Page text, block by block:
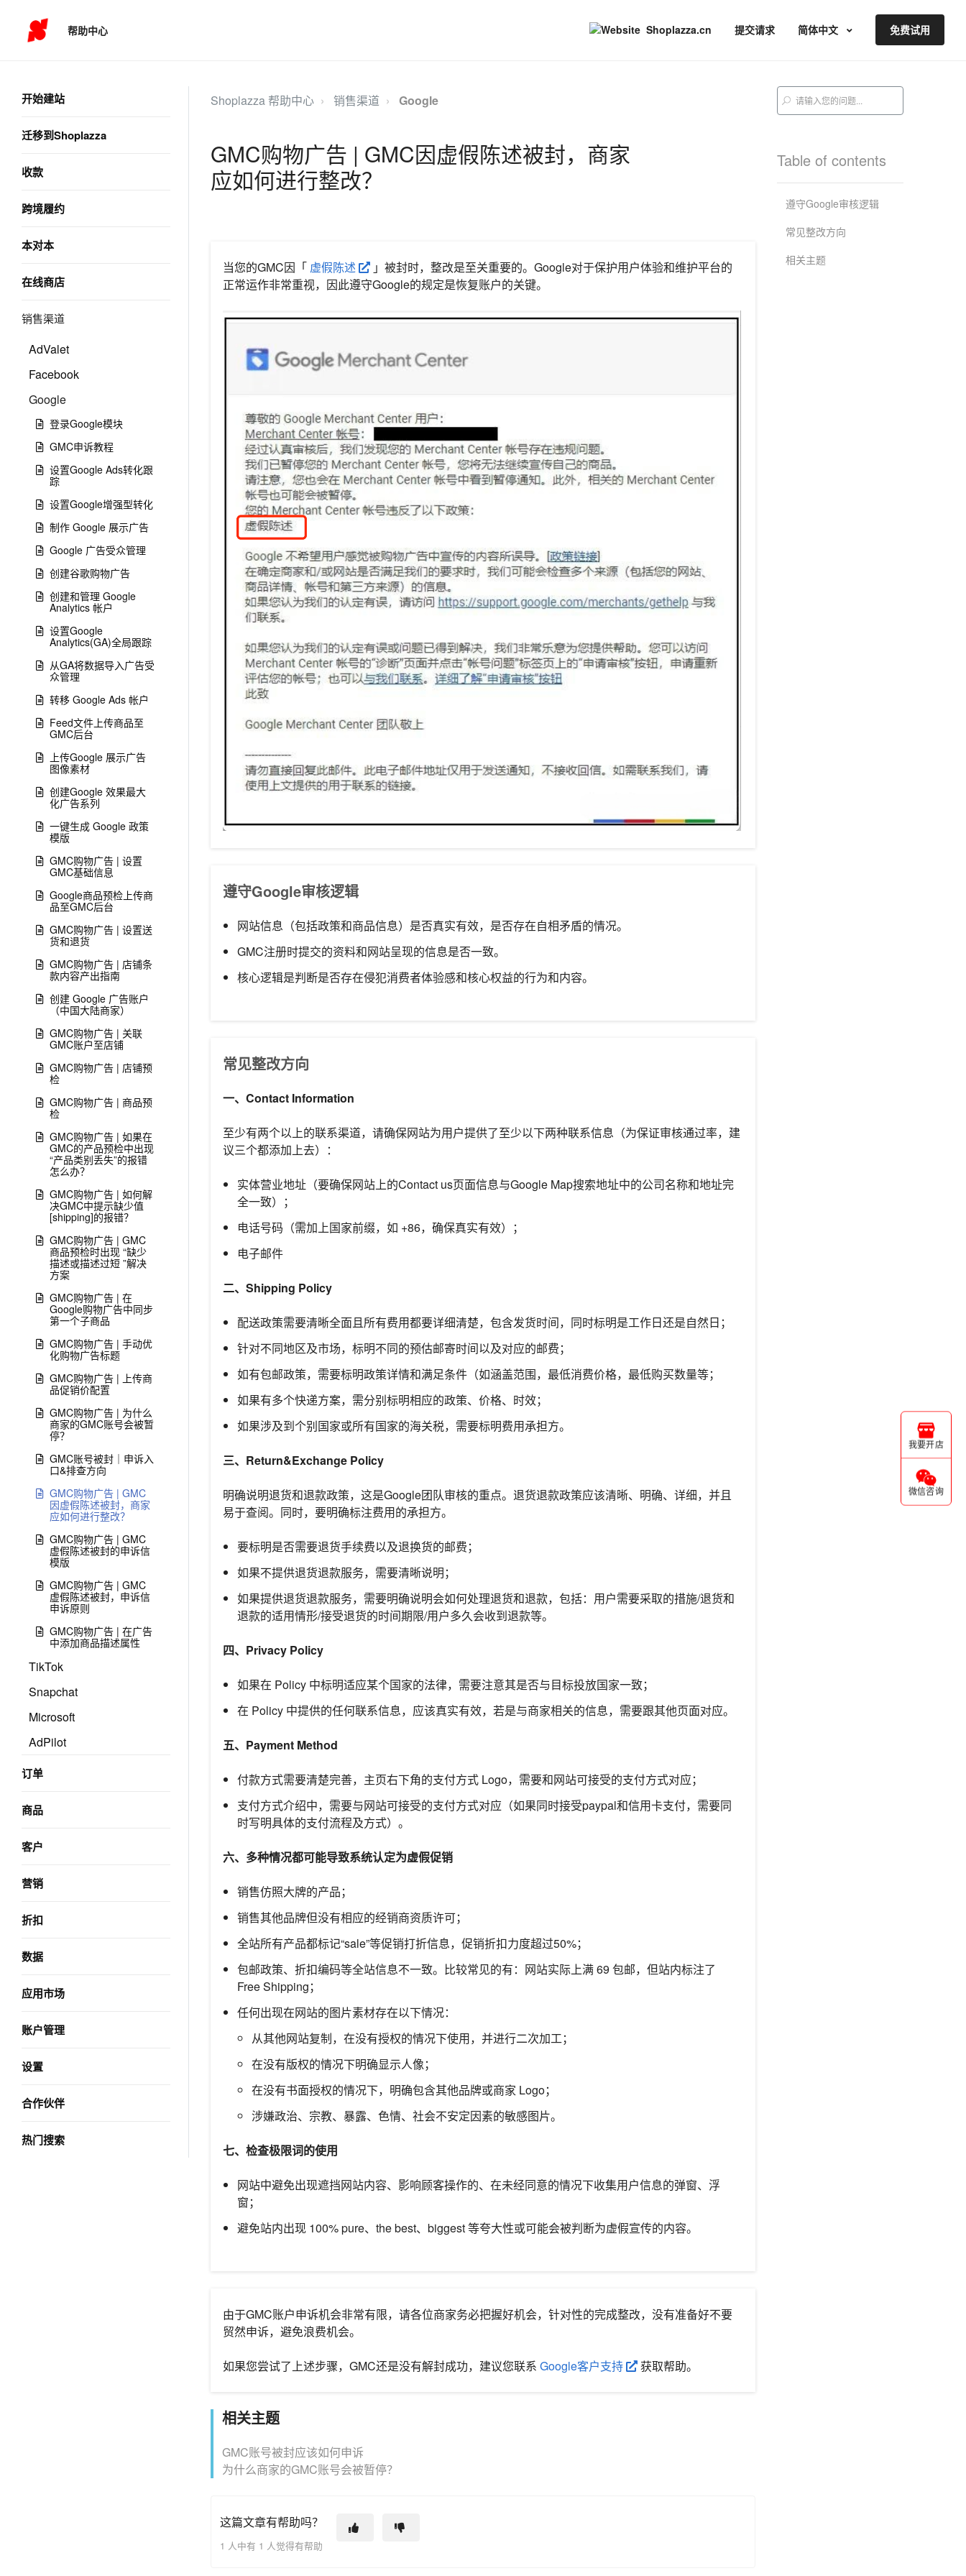
帮助中心 Shoplazza.cn 提交请求 简体中文 免费试用
开始建站
迁移到Shoplazza
收款
跨境履约
本对本
在线商店
销售渠道
AdValet
Facebook
Google
登录Google模块
GMC申诉教程
设置Google Ads转化跟
踪
设置Google增强型转化
制作 Google 展示广告
Google 广告受众管理
创建谷歌购物广告
创建和管理 Google
Analytics 帐户
设置Google
Analytics(GA)全局跟踪
从GA将数据导入广告受
众管理
转移 Google Ads 帐户
Feed文件上传商品至
GMC后台
上传Google 展示广告
图像素材
创建Google 效果最大
化广告系列
一键生成 Google 政策
模版
GMC购物广告 | 设置
GMC基础信息
Google商品预检上传商
品至GMC后台
GMC购物广告 | 设置送
货和退货
GMC购物广告 | 店铺条
款内容产出指南
创建 Google 广告账户
（中国大陆商家）
GMC购物广告 | 关联
GMC账户至店铺
GMC购物广告 | 店铺预
检
GMC购物广告 | 商品预
检
GMC购物广告 | 如果在
GMC的产品预检中出现
“产品类别丢失”的报错
怎么办？
GMC购物广告 | 如何解
决GMC中提示缺少值
[shipping]的报错？
GMC购物广告 | GMC
商品预检时出现 “缺少
描述或描述过短 ”解决
方案
GMC购物广告 | 在
Google购物广告中同步
第一个子商品
GMC购物广告 | 手动优
化购物广告标题
GMC购物广告 | 上传商
品促销价配置
GMC购物广告 | 为什么
商家的GMC账号会被暂
停？
GMC账号被封｜申诉入
口&排查方向
GMC购物广告 | GMC
因虚假陈述被封，商家
应如何进行整改？
GMC购物广告 | GMC
虚假陈述被封的申诉信
模版
GMC购物广告 | GMC
虚假陈述被封，申诉信
申诉原则
GMC购物广告 | 在广告
中添加商品描述属性
TikTok
Snapchat
Microsoft
AdPilot
订单
商品
客户
营销
折扣
数据
应用市场
账户管理
设置
合作伙伴
热门搜索
Shoplazza 帮助中心 销售渠道 Google
GMC购物广告 | GMC因虚假陈述被封，商家
应如何进行整改？
当您的GMC因「虚假陈述
」被封时，整改是至关重要的。Google对于保护用户体验和维护平台的
正常运作非常重视，因此遵守Google的规定是恢复账户的关键。
遵守Google审核逻辑
网站信息（包括政策和商品信息）是否真实有效，是否存在自相矛盾的情况。
GMC注册时提交的资料和网站呈现的信息是否一致。
核心逻辑是判断是否存在侵犯消费者体验感和核心权益的行为和内容。
常见整改方向
一、Contact Information
至少有两个以上的联系渠道，请确保网站为用户提供了至少以下两种联系信息（为保证审核通过率，建
议三个都添加上去）：
实体营业地址（要确保网站上的Contact us页面信息与Google Map搜索地址中的公司名称和地址完
全一致）；
电话号码（需加上国家前缀，如 +86，确保真实有效）；
电子邮件
二、Shipping Policy
配送政策需要清晰全面且所有费用都要详细清楚，包含发货时间，同时标明是工作日还是自然日；
针对不同地区及市场，标明不同的预估邮寄时间以及对应的邮费；
如有包邮政策，需要标明政策详情和满足条件（如涵盖范围，最低消费价格，最低购买数量等；
如果有多个快递方案，需分别标明相应的政策、价格、时效；
如果涉及到个别国家或所有国家的海关税，需要标明费用承担方。
三、Return&Exchange Policy
明确说明退货和退款政策，这是Google团队审核的重点。退货退款政策应该清晰、明确、详细，并且
易于查阅。同时，要明确标注费用的承担方。
要标明是否需要退货手续费以及退换货的邮费；
如果不提供退货退款服务，需要清晰说明；
如果提供退货退款服务，需要明确说明会如何处理退货和退款，包括：用户需要采取的措施/退货和
退款的适用情形/接受退货的时间期限/用户多久会收到退款等。
四、Privacy Policy
如果在 Policy 中标明适应某个国家的法律，需要注意其是否与目标投放国家一致；
在 Policy 中提供的任何联系信息，应该真实有效，若是与商家相关的信息，需要跟其他页面对应。
五、Payment Method
付款方式需要清楚完善，主页右下角的支付方式 Logo，需要和网站可接受的支付方式对应；
支付方式介绍中，需要与网站可接受的支付方式对应（如果同时接受paypal和信用卡支付，需要同
时写明具体的支付流程及方式）。
六、多种情况都可能导致系统认定为虚假促销
销售仿照大牌的产品；
销售其他品牌但没有相应的经销商资质许可；
全站所有产品都标记“sale”等促销打折信息，促销折扣力度超过50%；
包邮政策、折扣编码等全站信息不一致。比较常见的有：网站实际上满 69 包邮，但站内标注了
Free Shipping；
任何出现在网站的图片素材存在以下情况：
从其他网站复制，在没有授权的情况下使用，并进行二次加工；
在没有版权的情况下明确显示人像；
在没有书面授权的情况下，明确包含其他品牌或商家 Logo；
涉嫌政治、宗教、暴露、色情、社会不安定因素的敏感图片。
七、检查极限词的使用
网站中避免出现遮挡网站内容、影响顾客操作的、在未经同意的情况下收集用户信息的弹窗、浮
窗；
避免站内出现 100% pure、the best、biggest 等夸大性或可能会被判断为虚假宣传的内容。
由于GMC账户申诉机会非常有限，请各位商家务必把握好机会，针对性的完成整改，没有准备好不要
贸然申诉，避免浪费机会。
如果您尝试了上述步骤，GMC还是没有解封成功，建议您联系 Google客户支持 获取帮助。
相关主题
GMC账号被封应该如何申诉
为什么商家的GMC账号会被暂停？
这篇文章有帮助吗？
1 人中有 1 人觉得有帮助
Table of contents
遵守Google审核逻辑
常见整改方向
相关主题
我要开店
微信咨询